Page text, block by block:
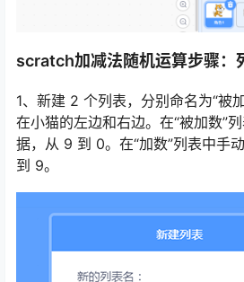
scratch加减法随机运算步骤：
1、新建 2 个列表，分别命名为“被
在小猫的左边和右边。在“被加数”
据，从 9 到 0。在“加数”列表中手
到 9。